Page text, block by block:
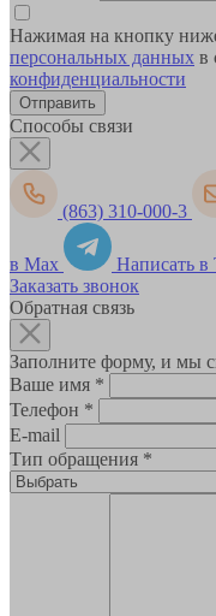
Нажимая на кнопку
персональных данных в
конфиденциальности
Способы связи
(863) 310-000-3
в Max
Написать в
Заказать звонок
Обратная связь
Заполните форму, и мы
Ваше имя *
Телефон *
E-mail
Тип обращения *